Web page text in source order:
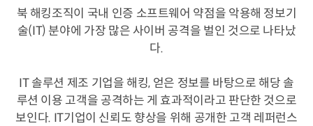
북 해킹조직이 국내 인증 소프트웨어 약점을 악용해 정보기
술(IT) 분야에 가장 많은 사이버 공격을 벌인 것으로 나타났
다.
IT 솔루션 제조 기업을 해킹, 얻은 정보를 바탕으로 해당 솔
루션 이용 고객을 공격하는 게 효과적이라고 판단한 것으로
보인다. IT기업이 신뢰도 향상을 위해 공개한 고객 레퍼런스